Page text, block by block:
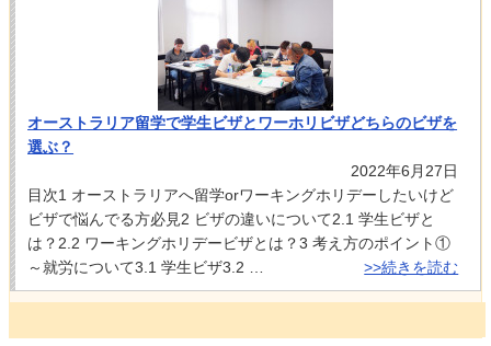
オーストラリア留学で学生ビザとワーホリビザどちらのビザを
選ぶ？
2022年6月27日
目次1 オーストラリアへ留学orワーキングホリデーしたいけど
ビザで悩んでる方必見2 ビザの違いについて2.1 学生ビザと
は？2.2 ワーキングホリデービザとは？3 考え方のポイント①
～就労について3.1 学生ビザ3.2 …
>>続きを読む